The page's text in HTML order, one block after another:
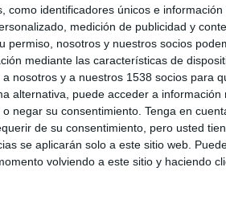
como identificadores únicos e
medición de publicidad y
permiso, nosotros y nuestros socios
mediante las características de
nosotros y a nuestros 1538 socios para
alternativa, puede acceder a
negar su consentimiento. Tenga en
de su consentimiento, pero usted
se aplicarán solo a este sitio web.
volviendo a este sitio y haciendo
Ver ranking completo